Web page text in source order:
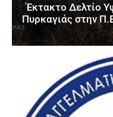
Έκτακτο Δελτίο
Πυρκαγιάς στην